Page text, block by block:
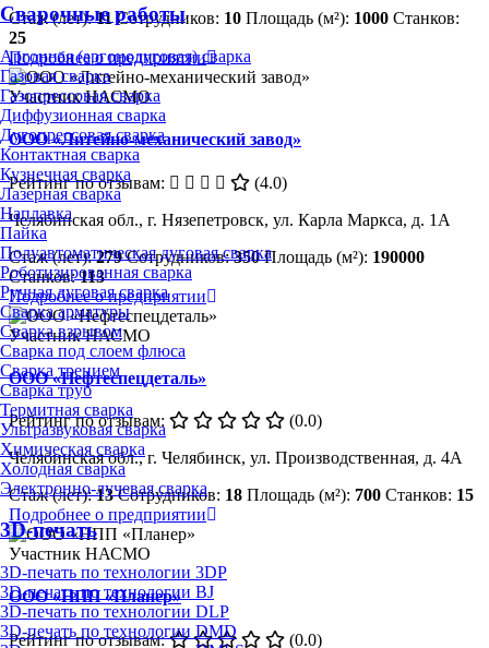
Сварочные работы
Аргонная (аргонодуговая) сварка
Газовая сварка
Газопрессовая сварка
Диффузионная сварка
Дугопрессовая сварка
Контактная сварка
Кузнечная сварка
Лазерная сварка
Наплавка
Пайка
Полуавтоматическая дуговая сварка
Роботизированная сварка
Ручная дуговая сварка
Сварка арматуры
Сварка взрывом
Сварка под слоем флюса
Сварка трением
Сварка труб
Термитная сварка
Ультразвуковая сварка
Химическая сварка
Холодная сварка
Электронно-лучевая сварка
3D-печать
3D-печать по технологии 3DP
3D-печать по технологии BJ
3D-печать по технологии DLP
3D-печать по технологии DMD
Стаж (лет):11 Сотрудников: 10 Площадь (м²): 1000 Станков:
25
Подробнее о предприятии
Участник НАСМО
ООО «Литейно-механический завод»
Рейтинг по отзывам:
(4.0)
Челябинская обл., г. Нязепетровск, ул. Карла Маркса, д. 1А
Стаж (лет):279 Сотрудников:350 Площадь (м²): 190000
Станков:113
Подробнее о предприятии
Участник НАСМО
ООО «Нефтеспецдеталь»
Рейтинг по отзывам:
(0.0)
Челябинская обл., г. Челябинск, ул. Производственная, д. 4А
Стаж (лет):13 Сотрудников: 18 Площадь (м²): 700 Станков: 15
Подробнее о предприятии
Участник НАСМО
ООО «НПП «Планер»
Рейтинг по отзывам: (0.0)